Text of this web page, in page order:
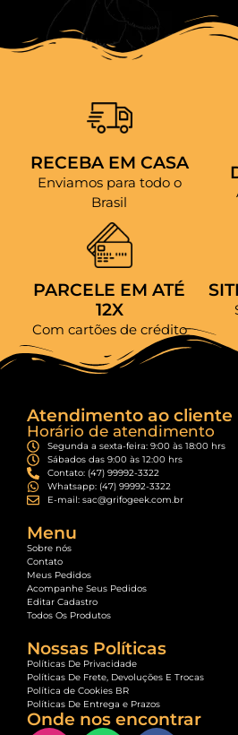
RECEBA EM CASA
Enviamos para todo o
Brasil
PARCELE EM ATÉ
12X
Com cartões de crédito
Atendimento ao cliente
Horário de atendimento
Segunda a sexta-feira: 9:00 às 18:00 hrs
Sábados das 9:00 às 12:00 hrs
Contato: (47) 99992-3322
Whatsapp: (47) 99992-3322
E-mail: sac@grifogeek.com.br
Menu
Sobre nós
Contato
Meus Pedidos
Acompanhe Seus Pedidos
Editar Cadastro
Todos Os Produtos
Nossas Políticas
Políticas De Privacidade
Políticas De Frete, Devoluções E Trocas
Política de Cookies BR
Políticas De Entrega e Prazos
Onde nos encontrar